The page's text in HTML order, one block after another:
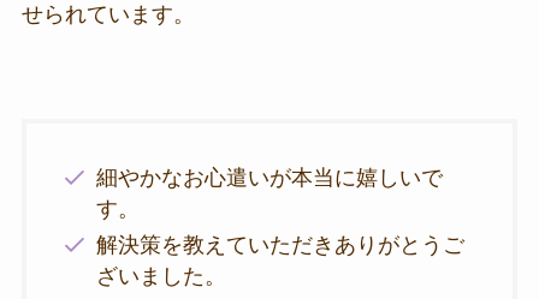
せられています。
細やかなお心遣いが本当に嬉しいで
す。
解決策を教えていただきありがとうご
ざいました。